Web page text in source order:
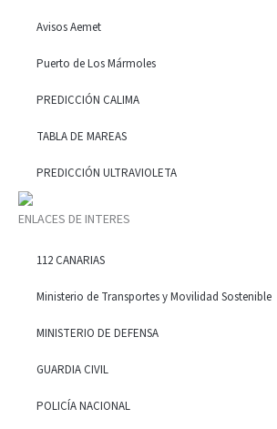
Avisos Aemet
Puerto de Los Mármoles
PREDICCIÓN CALIMA
TABLA DE MAREAS
PREDICCIÓN ULTRAVIOLETA
ENLACES DE INTERES
112 CANARIAS
Ministerio de Transportes y Movilidad Sostenible
MINISTERIO DE DEFENSA
GUARDIA CIVIL
POLICÍA NACIONAL